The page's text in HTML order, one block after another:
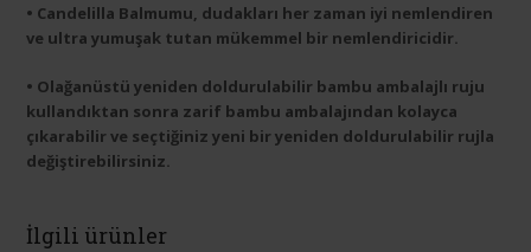
• Candelilla Balmumu, dudakları her zaman iyi nemlendiren
ve ultra yumuşak tutan mükemmel bir nemlendiricidir.
• Olağanüstü yeniden doldurulabilir bambu ambalajlı ruju
kullandıktan sonra zarif bambu ambalajından kolayca
çıkarabilir ve seçtiğiniz yeni bir yeniden doldurulabilir rujla
değiştirebilirsiniz.
İlgili ürünler